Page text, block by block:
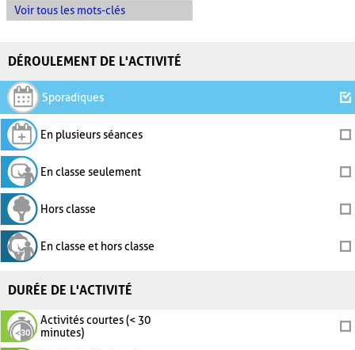
Voir tous les mots-clés
DÉROULEMENT DE L'ACTIVITÉ
Sporadiques
En plusieurs séances
En classe seulement
Hors classe
En classe et hors classe
DURÉE DE L'ACTIVITÉ
Activités courtes (< 30
minutes)